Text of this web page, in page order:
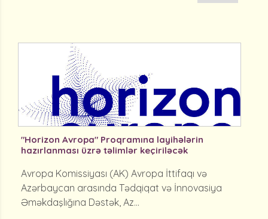
"Horizon Avropa" Proqramına layihələrin
hazırlanması üzrə təlimlər keçiriləcək
Avropa Komissiyası (AK) Avropa İttifaqı və
Azərbaycan arasında Tədqiqat və İnnovasiya
Əməkdaşlığına Dəstək, Az...